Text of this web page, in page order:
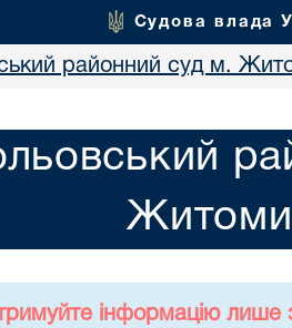
Судова влада
районний суд м.
інформацію лише